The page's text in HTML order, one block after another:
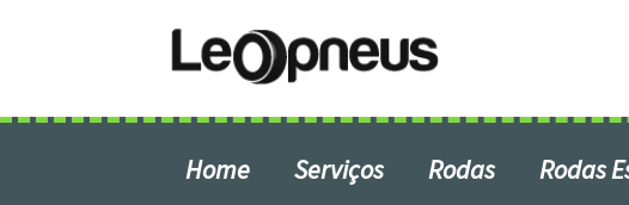
Pular
para
Pular
para
conteúdo
Home Serviços Rodas Rodas